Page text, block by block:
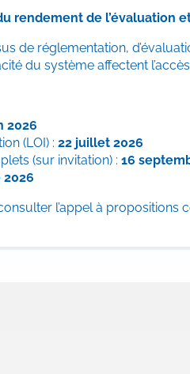
rendement de l’évaluation
de réglementation,
du système affectent
2026
(LOI) :22 juillet 2026
(sur invitation) :16
l’appel à